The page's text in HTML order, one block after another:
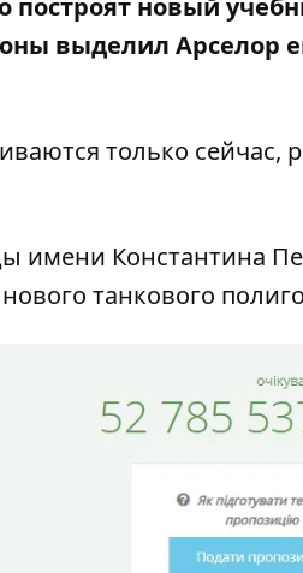
построят новый
выделил Арселор
только сейчас,
имени Константина
танкового